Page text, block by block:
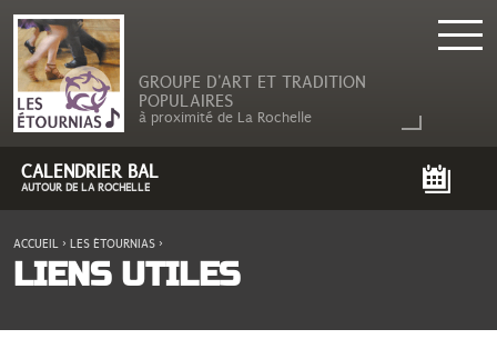
GROUPE D'ART ET TRADITION
POPULAIRES
à proximité de La Rochelle
CALENDRIER BAL
AUTOUR DE LA ROCHELLE
VOUS ÊTES ICI
ACCUEIL › LES ÉTOURNIAS ›
LIENS UTILES